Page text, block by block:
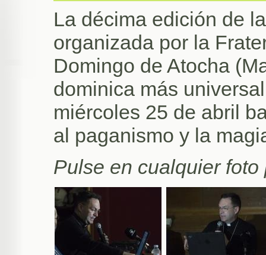
La décima edición de
organizada por la
Domingo de Atocha
dominica más
miércoles 25 de abril
al paganismo y la
Pulse en cualquier